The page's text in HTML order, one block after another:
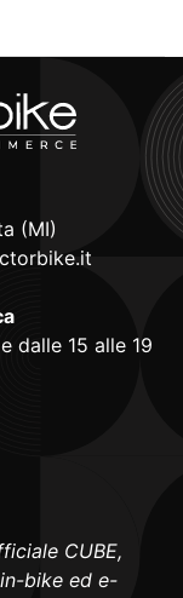
(MI)
dalle 15 alle 19
CUBE,
bike ed e-